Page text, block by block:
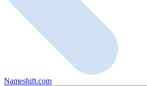
Nameshift.com